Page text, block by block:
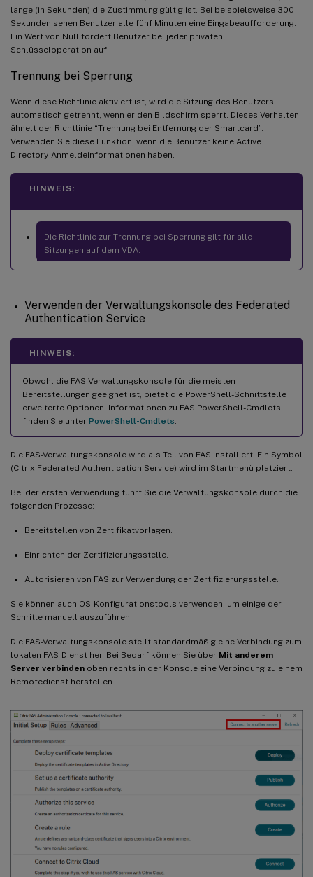
lange (in Sekunden) die Zustimmung gültig ist. Bei beispielsweise 300
Sekunden sehen Benutzer alle fünf Minuten eine Eingabeaufforderung.
Ein Wert von Null fordert Benutzer bei jeder privaten
Schlüsseloperation auf.
Trennung bei Sperrung
Wenn diese Richtlinie aktiviert ist, wird die Sitzung des Benutzers
automatisch getrennt, wenn er den Bildschirm sperrt. Dieses Verhalten
ähnelt der Richtlinie “Trennung bei Entfernung der Smartcard”.
Verwenden Sie diese Funktion, wenn die Benutzer keine Active
Directory-Anmeldeinformationen haben.
HINWEIS:
Die Richtlinie zur Trennung bei Sperrung gilt für alle
Sitzungen auf dem VDA.
Verwenden der Verwaltungskonsole des Federated
Authentication Service
HINWEIS:
Obwohl die FAS-Verwaltungskonsole für die meisten
Bereitstellungen geeignet ist, bietet die PowerShell-Schnittstelle
erweiterte Optionen. Informationen zu FAS PowerShell-Cmdlets
finden Sie unter PowerShell-Cmdlets.
Die FAS-Verwaltungskonsole wird als Teil von FAS installiert. Ein Symbol
(Citrix Federated Authentication Service) wird im Startmenü platziert.
Bei der ersten Verwendung führt Sie die Verwaltungskonsole durch die
folgenden Prozesse:
Bereitstellen von Zertifikatvorlagen.
Einrichten der Zertifizierungsstelle.
Autorisieren von FAS zur Verwendung der Zertifizierungsstelle.
Sie können auch OS-Konfigurationstools verwenden, um einige der
Schritte manuell auszuführen.
Die FAS-Verwaltungskonsole stellt standardmäßig eine Verbindung zum
lokalen FAS-Dienst her. Bei Bedarf können Sie über Mit anderem
Server verbinden oben rechts in der Konsole eine Verbindung zu einem
Remotedienst herstellen.